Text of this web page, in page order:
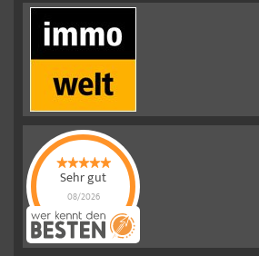
Sehr gut
08/2026
Emslander
Immobilien GMBH